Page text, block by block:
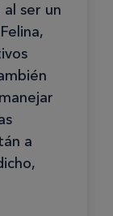
ser un
a